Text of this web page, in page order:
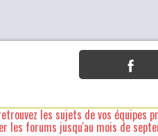
les sujets de vos équipes
les forums jusqu'au mois de